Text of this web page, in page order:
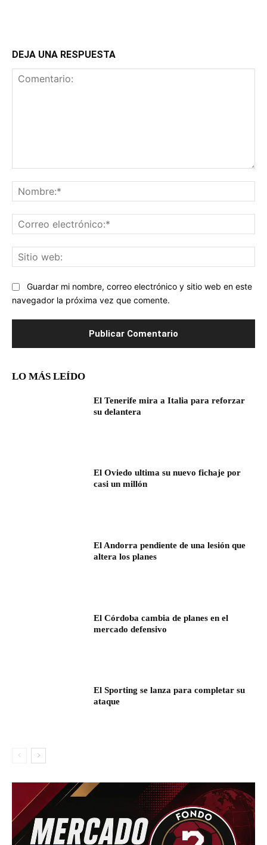
DEJA UNA RESPUESTA
Guardar mi nombre, correo electrónico y sitio web en este
navegador la próxima vez que comente.
LO MÁS LEÍDO
El Tenerife mira a Italia para reforzar
su delantera
El Oviedo ultima su nuevo fichaje por
casi un millón
El Andorra pendiente de una lesión que
altera los planes
El Córdoba cambia de planes en el
mercado defensivo
El Sporting se lanza para completar su
ataque